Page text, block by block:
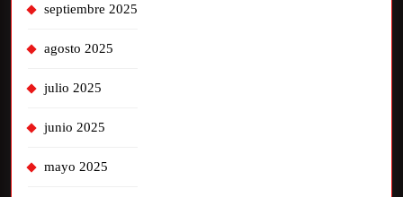
septiembre 2025
agosto 2025
julio 2025
junio 2025
mayo 2025